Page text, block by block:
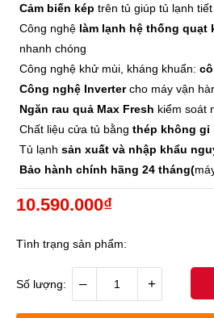
Cảm biến kép trên tủ giúp tủ lạnh
Công nghệ làm lạnh hệ thống quạt
nhanh chóng
Công nghệ khử mùi, kháng khuẩn:
Công nghệ Invertercho máy vận
Ngăn rau quả Max Fresh kiểm soát
Chất liệu cửa tủ bằng thép không gỉ
Tủ lạnh sản xuất và nhập khẩu
Bảo hành chính hãng 24 tháng(
10.590.000₫
Tình trạng sản phẩm:
Số lượng: – +